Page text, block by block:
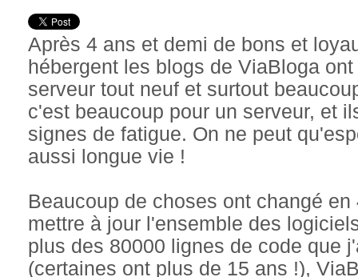
Après 4 ans et demi de bons et
hébergent les blogs de ViaBloga
serveur tout neuf et surtout
c'est beaucoup pour un serveur, et
signes de fatigue. On ne peut
aussi longue vie !
Beaucoup de choses ont changé
mettre à jour l'ensemble des
plus des 80000 lignes de code que
(certaines ont plus de 15 ans !),